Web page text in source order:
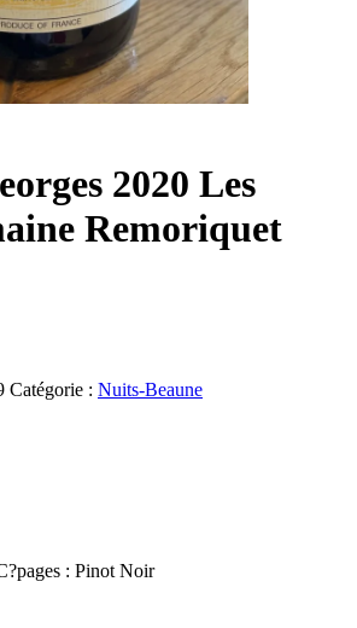
2020 Les
Remoriquet
Catégorie : Nuits-Beaune
: Pinot Noir